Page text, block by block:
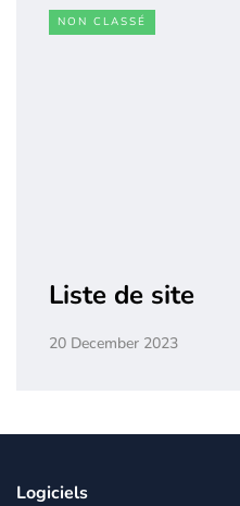
NON CLASSÉ
Liste de site
20 December 2023
Logiciels